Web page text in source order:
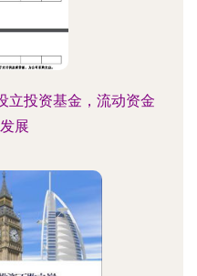
立投资基金，流动资金
展